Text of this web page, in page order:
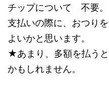
チップについて 不要。
支払いの際に、おつり
よいかと思います。
★あまり、多額を払う
かもしれません。